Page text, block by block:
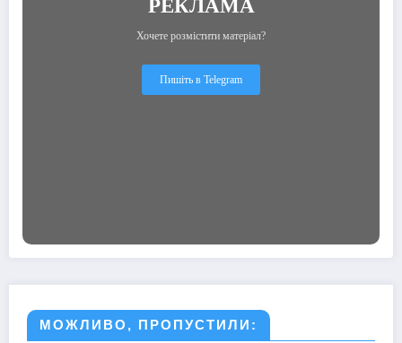
РЕКЛАМА
Хочете розмістити матеріал?
Пишіть в Telegram
МОЖЛИВО, ПРОПУСТИЛИ: